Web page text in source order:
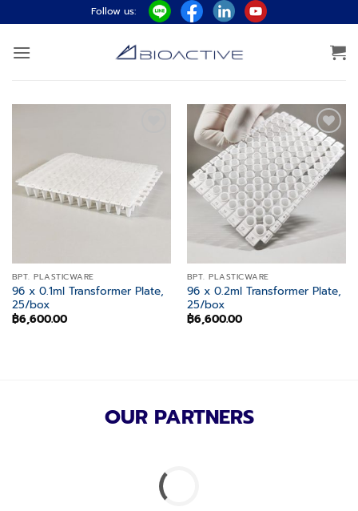
ไป
ยัง
Follow us:
BPT. PLASTICWARE
96 x 0.1ml Transformer Plate,
25/box
฿6,600.00
Add to
wishlist
BPT. PLASTICWARE
96 x 0.2ml Transformer Plate,
25/box
฿6,600.00
OUR PARTNERS